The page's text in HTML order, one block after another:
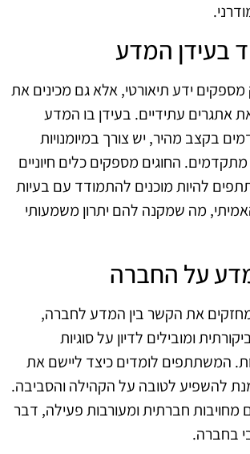
בעידן המדע
מספקים ידע תיאורטי, אלא גם מכינים את
עתידיים. בעידן בו המדע
בקצב מהיר, יש צורך במיומנויות
החוגים מספקים כלים חיוניים
להיות מוכנים להתמודד עם בעיות
מה שמקנה להם יתרון משמעותי
על החברה
את הקשר בין המדע לחברה,
ומובילים לדיון על סוגיות
המשתתפים לומדים כיצד ליישם את
להשפיע לטובה על הקהילה והסביבה.
מחויבות חברתית ומעורבות פעילה, דבר
בחברה.